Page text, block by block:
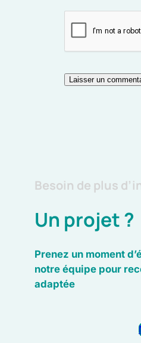
Besoin de plus
Un projet ?
Prenez un moment
notre équipe pour
adaptée